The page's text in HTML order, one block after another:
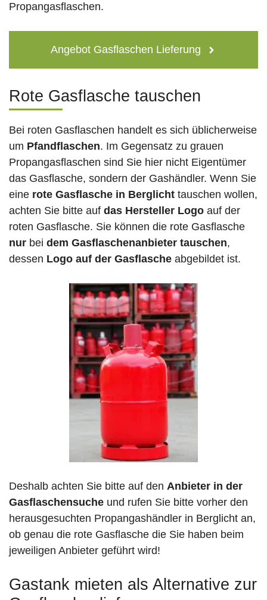
Propangasflaschen.
Angebot Gasflaschen Lieferung
Rote Gasflasche tauschen
Bei roten Gasflaschen handelt es sich üblicherweise
um Pfandflaschen. Im Gegensatz zu grauen
Propangasflaschen sind Sie hier nicht Eigentümer
das Gasflasche, sondern der Gashändler. Wenn Sie
eine rote Gasflasche in Berglicht tauschen wollen,
achten Sie bitte auf das Hersteller Logo auf der
roten Gasflasche. Sie können die rote Gasflasche
nur bei dem Gasflaschenanbieter tauschen,
dessen Logo auf der Gasflasche abgebildet ist.
Deshalb achten Sie bitte auf den Anbieter in der
Gasflaschensuche und rufen Sie bitte vorher den
herausgesuchten Propangashändler in Berglicht an,
ob genau die rote Gasflasche die Sie haben beim
jeweiligen Anbieter geführt wird!
Gastank mieten als Alternative zur